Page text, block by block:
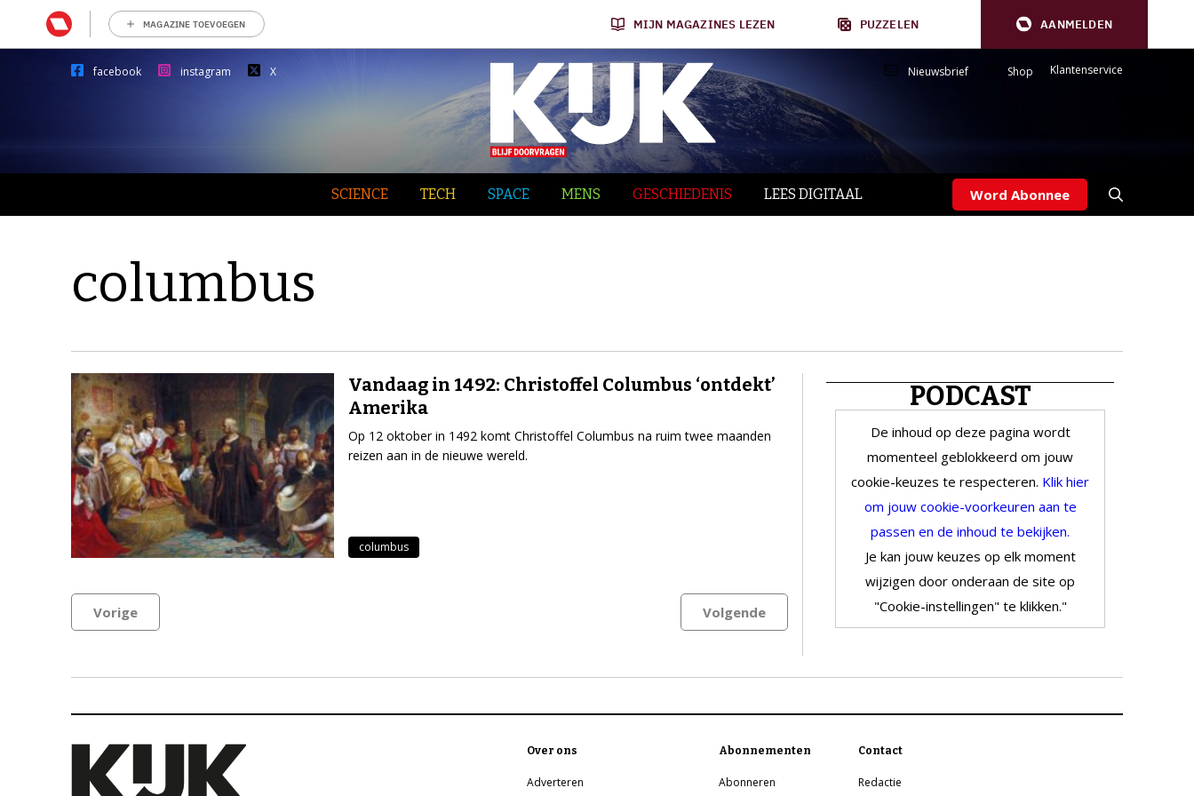
MAGAZINE TOEVOEGEN MIJN MAGAZINES LEZEN PUZZELEN AANMELDEN
facebook instagram X Nieuwsbrief Shop Klantenservice
SCIENCE TECH SPACE MENS GESCHIEDENIS LEES DIGITAAL Word Abonnee
columbus
Vandaag in 1492: Christoffel Columbus ‘ontdekt’
Amerika
Op 12 oktober in 1492 komt Christoffel Columbus na ruim twee maanden
reizen aan in de nieuwe wereld.
columbus
Vorige Volgende
PODCAST
De inhoud op deze pagina wordt
momenteel geblokkeerd om jouw
cookie-keuzes te respecteren. Klik hier
om jouw cookie-voorkeuren aan te
passen en de inhoud te bekijken.
Je kan jouw keuzes op elk moment
wijzigen door onderaan de site op
"Cookie-instellingen" te klikken."
Over ons
Adverteren
Abonnementen
Abonneren
Contact
Redactie